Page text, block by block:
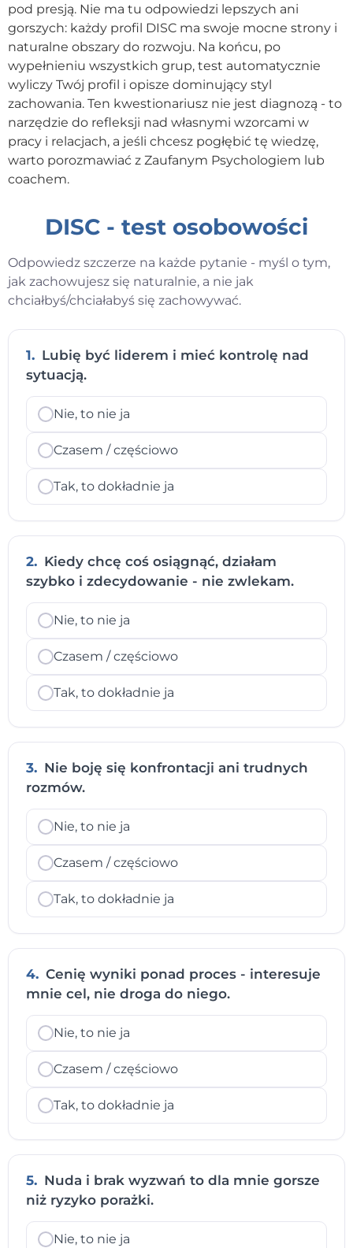
pod presją. Nie ma tu odpowiedzi lepszych ani
gorszych: każdy profil DISC ma swoje mocne strony i
naturalne obszary do rozwoju. Na końcu, po
wypełnieniu wszystkich grup, test automatycznie
wyliczy Twój profil i opisze dominujący styl
zachowania. Ten kwestionariusz nie jest diagnozą - to
narzędzie do refleksji nad własnymi wzorcami w
pracy i relacjach, a jeśli chcesz pogłębić tę wiedzę,
warto porozmawiać z Zaufanym Psychologiem lub
coachem.
DISC - test osobowości
Odpowiedz szczerze na każde pytanie - myśl o tym,
jak zachowujesz się naturalnie, a nie jak
chciałbyś/chciałabyś się zachowywać.
1. Lubię być liderem i mieć kontrolę nad
sytuacją.
Nie, to nie ja
Czasem / częściowo
Tak, to dokładnie ja
2. Kiedy chcę coś osiągnąć, działam
szybko i zdecydowanie - nie zwlekam.
Nie, to nie ja
Czasem / częściowo
Tak, to dokładnie ja
3. Nie boję się konfrontacji ani trudnych
rozmów.
Nie, to nie ja
Czasem / częściowo
Tak, to dokładnie ja
4. Cenię wyniki ponad proces - interesuje
mnie cel, nie droga do niego.
Nie, to nie ja
Czasem / częściowo
Tak, to dokładnie ja
5. Nuda i brak wyzwań to dla mnie gorsze
niż ryzyko porażki.
Nie, to nie ja